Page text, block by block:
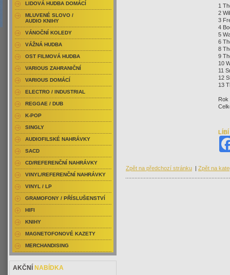
1
2
3
4
5
6
8
9
10
11
12
13
Rok
Zpět na předchozí stránku Zpět na
LIDOVÁ HUDBA DOMÁCÍ
MLUVENÉ SLOVO /
AUDIO KNIHY
VÁNOČNÍ KOLEDY
VÁŽNÁ HUDBA
OST FILMOVÁ HUDBA
VARIOUS ZAHRANIČNÍ
VARIOUS DOMÁCÍ
ELECTRO / INDUSTRIAL
REGGAE / DUB
K-POP
SINGLY
AUDIOFILSKÉ NAHRÁVKY
SACD
CD/REFERENČNÍ NAHRÁVKY
VINYL/REFERENČNÍ NAHRÁVKY
VINYL / LP
GRAMOFONY / PŘÍSLUŠENSTVÍ
HIFI
KNIHY
MAGNETOFONOVÉ KAZETY
MERCHANDISING
AKČNÍ NABÍDKA